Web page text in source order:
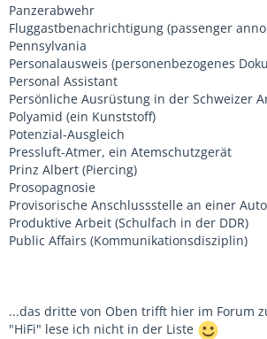
Panzerabwehr
Fluggastbenachrichtigung (passenger
Pennsylvania
Personalausweis (personenbezogenes
Personal Assistant
Persönliche Ausrüstung in der Schweizer
Polyamid (ein Kunststoff)
Potenzial-Ausgleich
Pressluft-Atmer, ein Atemschutzgerät
Prinz Albert (Piercing)
Prosopagnosie
Provisorische Anschlussstelle an einer
Produktive Arbeit (Schulfach in der DDR)
Public Affairs (Kommunikationsdisziplin)
...das dritte von Oben trifft hier im Forum
"HiFi" lese ich nicht in der Liste